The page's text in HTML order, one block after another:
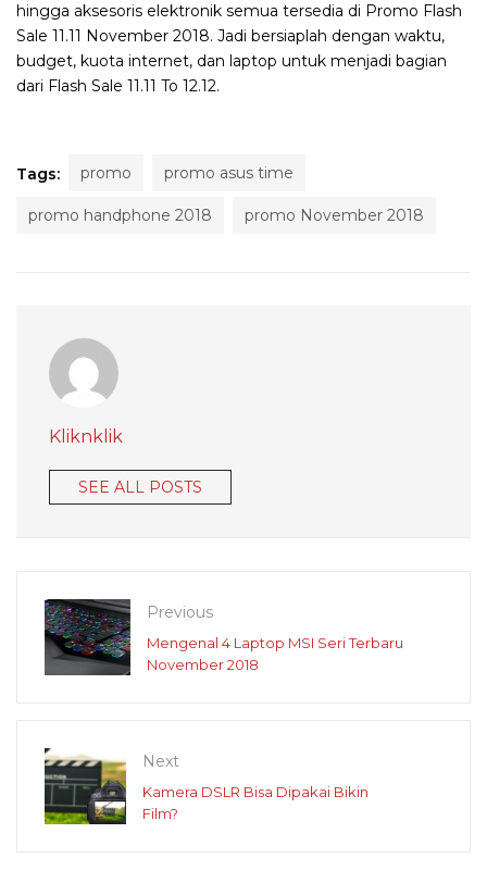
hingga aksesoris elektronik semua tersedia di Promo Flash
Sale 11.11 November 2018. Jadi bersiaplah dengan waktu,
budget, kuota internet, dan laptop untuk menjadi bagian
dari Flash Sale 11.11 To 12.12.
Tags: promo promo asus time
promo handphone 2018 promo November 2018
Kliknklik
SEE ALL POSTS
Previous
Mengenal 4 Laptop MSI Seri Terbaru
November 2018
Next
Kamera DSLR Bisa Dipakai Bikin
Film?